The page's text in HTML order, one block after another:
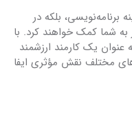
برنامه‌نویسی، بلکه در
به شما کمک خواهند کرد. با
یک کارمند ارزشمند
مختلف نقش مؤثری ایفا